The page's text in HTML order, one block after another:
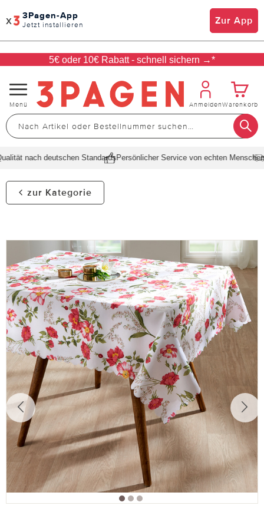
x 3Pagen-App
Jetzt installieren Zur App
5€ oder 10€ Rabatt - schnell sichern →*
Navigation
umschalten
Menü AnmeldenWarenkorb
nach deutschen StandardsPersönlicher Service von echten Menschen
zur Kategorie